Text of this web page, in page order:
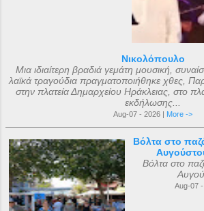
Νικολόπουλο
Μια ιδιαίτερη βραδιά γεμάτη μουσική,
λαϊκά τραγούδια πραγματοποιήθηκε χθες,
στην πλατεία Δημαρχείου Ηράκλειας, στο
εκδήλωσης...
Aug-07 - 2026 | More ->
Βόλτα στο
Βόλτα στο
Aug-07